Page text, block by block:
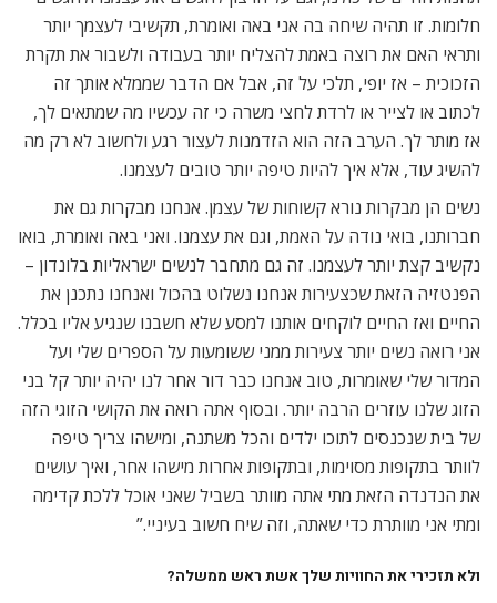
חלומות. זו תהיה שיחה בה אני באה ואומרת, תקשיבי לעצמך יותר
ותראי האם את רוצה באמת להצליח יותר בעבודה ולשבור את תקרת
הזכוכית – אז יופי, תלכי על זה, אבל אם הדבר שממלא אותך זה
לכתוב או לצייר או לרדת לחצי משרה כי זה עכשיו מה שמתאים לך,
אז מותר לך. הערב הזה הוא הזדמנות לעצור רגע ולחשוב לא רק מה
להשיג עוד, אלא איך להיות טיפה יותר טובים לעצמנו.
נשים הן מבקרות נורא קשוחות של עצמן. אנחנו מבקרות גם את
חברותנו, בואי נודה על האמת, וגם את עצמנו. ואני באה ואומרת, בואו
נקשיב קצת יותר לעצמנו. זה גם מתחבר לנשים ישראליות בלונדון –
הפנטזיה הזאת שכצעירות אנחנו נשלוט בהכול ואנחנו נתכנן את
החיים ואז החיים לוקחים אותנו למסע שלא חשבנו שנגיע אליו בכלל.
אני רואה נשים יותר צעירות ממני ששומעות על הספרים שלי ועל
המדור שלי שאומרות, טוב אנחנו כבר דור אחר לנו יהיה יותר קל בני
הזוג שלנו עוזרים הרבה יותר. ובסוף אתה רואה את הקושי הזוגי הזה
של בית שנכנסים לתוכו ילדים והכל משתנה, ומישהו צריך טיפה
לוותר בתקופות מסוימות, ובתקופות אחרות מישהו אחר, ואיך עושים
את הנדנדה הזאת מתי אתה מוותר בשביל שאני אוכל ללכת קדימה
ומתי אני מוותרת כדי שאתה, וזה שיח חשוב בעיניי.”
ולא תזכירי את החוויות שלך אשת ראש ממשלה?